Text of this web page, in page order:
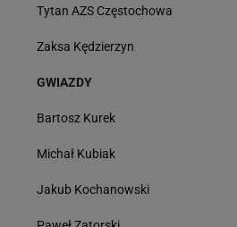
Tytan AZS Częstochowa
Zaksa Kędzierzyn
GWIAZDY
Bartosz Kurek
Michał Kubiak
Jakub Kochanowski